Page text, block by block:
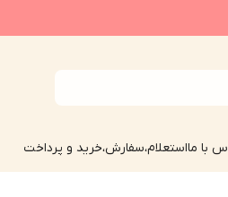
با مااستعلام،سفارش،خرید و پرداخت